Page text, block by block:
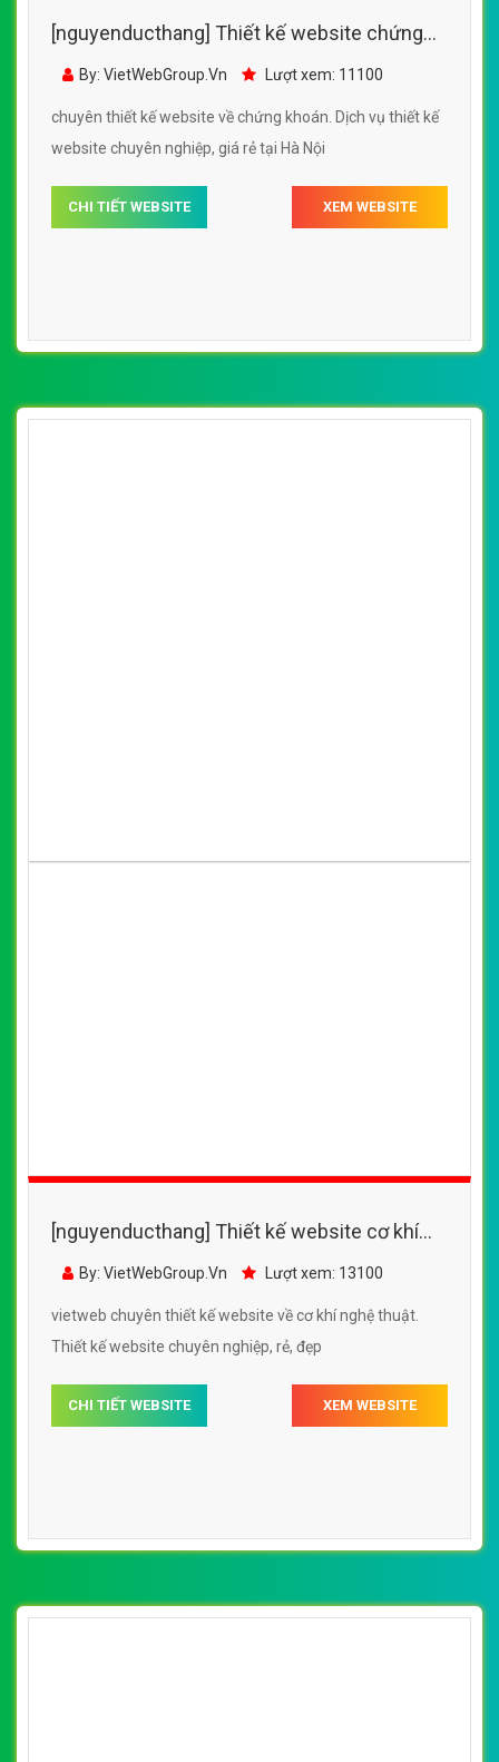
[nguyenducthang] Thiết kế website chứng
khoán, website chứng khoán
By: VietWebGroup.Vn Lượt xem: 11100
chuyên thiết kế website về chứng khoán. Dịch vụ thiết kế
website chuyên nghiệp, giá rẻ tại Hà Nội
CHI TIẾT WEBSITE XEM WEBSITE
[nguyenducthang] Thiết kế website cơ khí
nghệ thuật, website cơ khí nghệ thuật
By: VietWebGroup.Vn Lượt xem: 13100
vietweb chuyên thiết kế website về cơ khí nghệ thuật.
Thiết kế website chuyên nghiệp, rẻ, đẹp
CHI TIẾT WEBSITE XEM WEBSITE